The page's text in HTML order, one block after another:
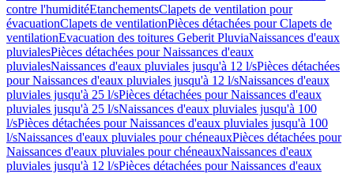
contre l'humiditéEtanchementsClapets de ventilation pour
évacuationClapets de ventilationPièces détachées pour Clapets de
ventilationEvacuation des toitures Geberit PluviaNaissances d'eaux
pluvialesPièces détachées pour Naissances d'eaux
pluvialesNaissances d'eaux pluviales jusqu'à 12 l/sPièces détachées
pour Naissances d'eaux pluviales jusqu'à 12 l/sNaissances d'eaux
pluviales jusqu'à 25 l/sPièces détachées pour Naissances d'eaux
pluviales jusqu'à 25 l/sNaissances d'eaux pluviales jusqu'à 100
l/sPièces détachées pour Naissances d'eaux pluviales jusqu'à 100
l/sNaissances d'eaux pluviales pour chéneauxPièces détachées pour
Naissances d'eaux pluviales pour chéneauxNaissances d'eaux
pluviales jusqu'à 12 l/sPièces détachées pour Naissances d'eaux